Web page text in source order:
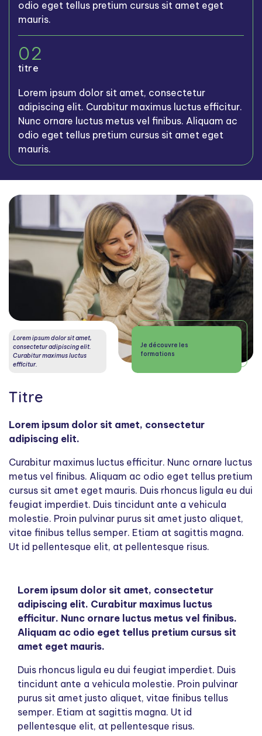
odio eget tellus pretium cursus sit amet eget
mauris.
02
titre
Lorem ipsum dolor sit amet, consectetur
adipiscing elit. Curabitur maximus luctus efficitur.
Nunc ornare luctus metus vel finibus. Aliquam ac
odio eget tellus pretium cursus sit amet eget
mauris.
Lorem ipsum dolor sit amet,
consectetur adipiscing elit.
Curabitur maximus luctus
efficitur.
Je découvre les
formations
Titre
Lorem ipsum dolor sit amet, consectetur
adipiscing elit.
Curabitur maximus luctus efficitur. Nunc ornare luctus
metus vel finibus. Aliquam ac odio eget tellus pretium
cursus sit amet eget mauris. Duis rhoncus ligula eu dui
feugiat imperdiet. Duis tincidunt ante a vehicula
molestie. Proin pulvinar purus sit amet justo aliquet,
vitae finibus tellus semper. Etiam at sagittis magna.
Ut id pellentesque elit, at pellentesque risus.
Lorem ipsum dolor sit amet, consectetur
adipiscing elit. Curabitur maximus luctus
efficitur. Nunc ornare luctus metus vel finibus.
Aliquam ac odio eget tellus pretium cursus sit
amet eget mauris.
Duis rhoncus ligula eu dui feugiat imperdiet. Duis
tincidunt ante a vehicula molestie. Proin pulvinar
purus sit amet justo aliquet, vitae finibus tellus
semper. Etiam at sagittis magna. Ut id
pellentesque elit, at pellentesque risus.